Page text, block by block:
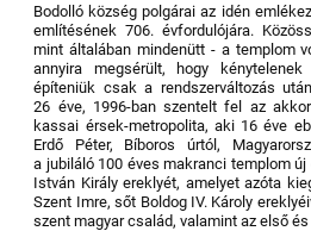
Bodolló község polgárai az idén
említésének 706. évfordulójára.
mint általában mindenütt - a templom
annyira megsérült, hogy
építeniük csak a rendszerváltozás
26 éve, 1996-ban szentelt fel az
kassai érsek-metropolita, aki 16 éve
Erdő Péter, Bíboros úrtól,
a jubiláló 100 éves makranci templom
István Király ereklyét, amelyet azóta
Szent Imre, sőt Boldog IV. Károly
szent magyar család, valamint az első